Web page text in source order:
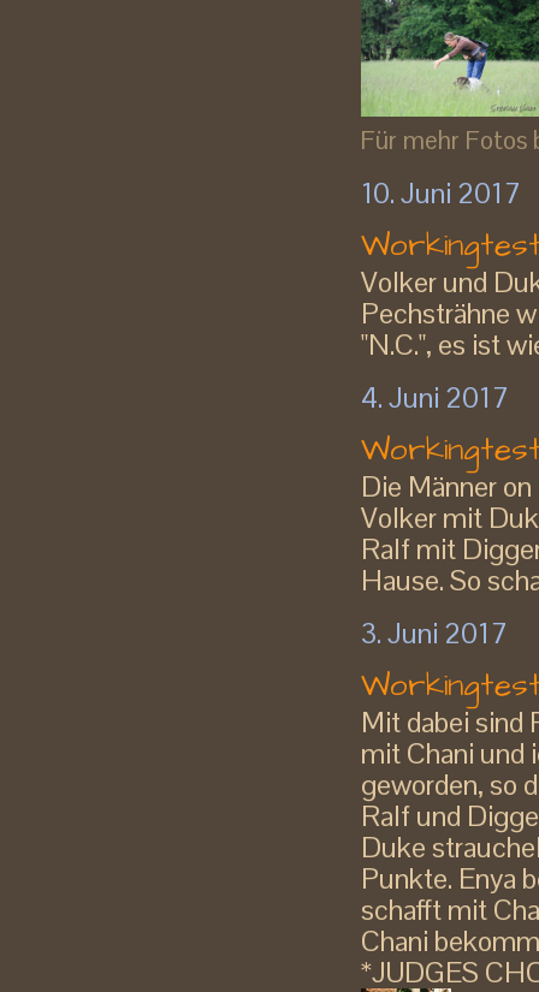
Für mehr Fotos
10. Juni 2017
Volker und
Pechsträhne
"N.C.", es ist
4. Juni 2017
Die Männer
Volker mit
Ralf mit
Hause. So
3. Juni 2017
Mit dabei sind
mit Chani und
geworden, so
Ralf und
Duke
Punkte. Enya
schafft mit
Chani
*JUDGES